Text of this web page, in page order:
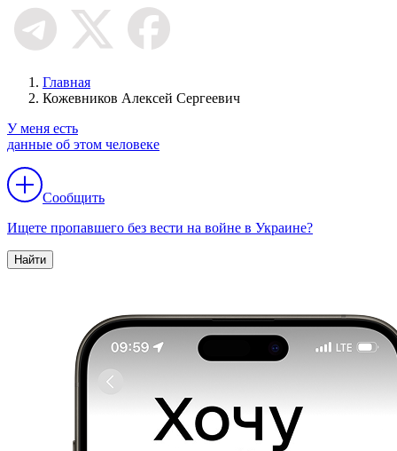
Главная
Кожевников Алексей Сергеевич
У меня есть
данные об этом человеке
Сообщить
Ищете пропавшего без вести на войне в Украине?
Найти